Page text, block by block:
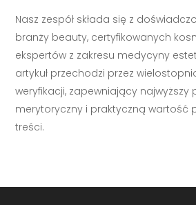
Nasz zespół składa się z
branży beauty, certyfikowanych
ekspertów z zakresu medycyny
artykuł przechodzi przez
weryfikacji, zapewniający najwyższy
merytoryczny i praktyczną wartość
treści.